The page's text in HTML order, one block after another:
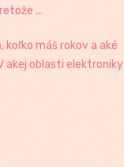
...
koľko máš rokov a aké
akej oblasti elektroniky